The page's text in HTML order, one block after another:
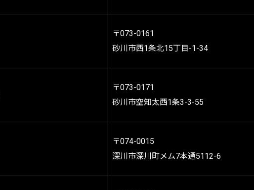
〒073-0161
砂川市西1条北15丁目-1-34
〒073-0171
砂川市空知太西1条3-3-55
〒074-0015
深川市深川町メム7本通5112-6